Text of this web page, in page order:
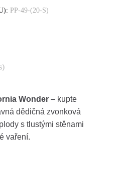
PP-49-(20-S)
Wonder – kupte
dědičná zvonková
s tlustými stěnami
vaření.